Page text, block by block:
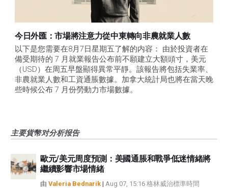
今日外匯：市場將注意力從中東轉向非農就業人數
以下是您需要在8月7日星期五了解的内容： 由於投資者在
備受期待的 7 月就業報告公布前不願建立大額頭寸，美元
（USD）在周五早盤顯得異常平靜。該報告將包括失業率、
非農就業人數和工資通脹數據。加拿大統計局也將在當天晚
些時候公布 7 月份勞動力市場數據。
主要貨幣对分析报告
歐元/美元周度預測：美國通脹和戰爭低迷情緒將
繼續影響市場情緒
由 Valeria Bednarik | Aug 07, 15:16 格林威治標準時間